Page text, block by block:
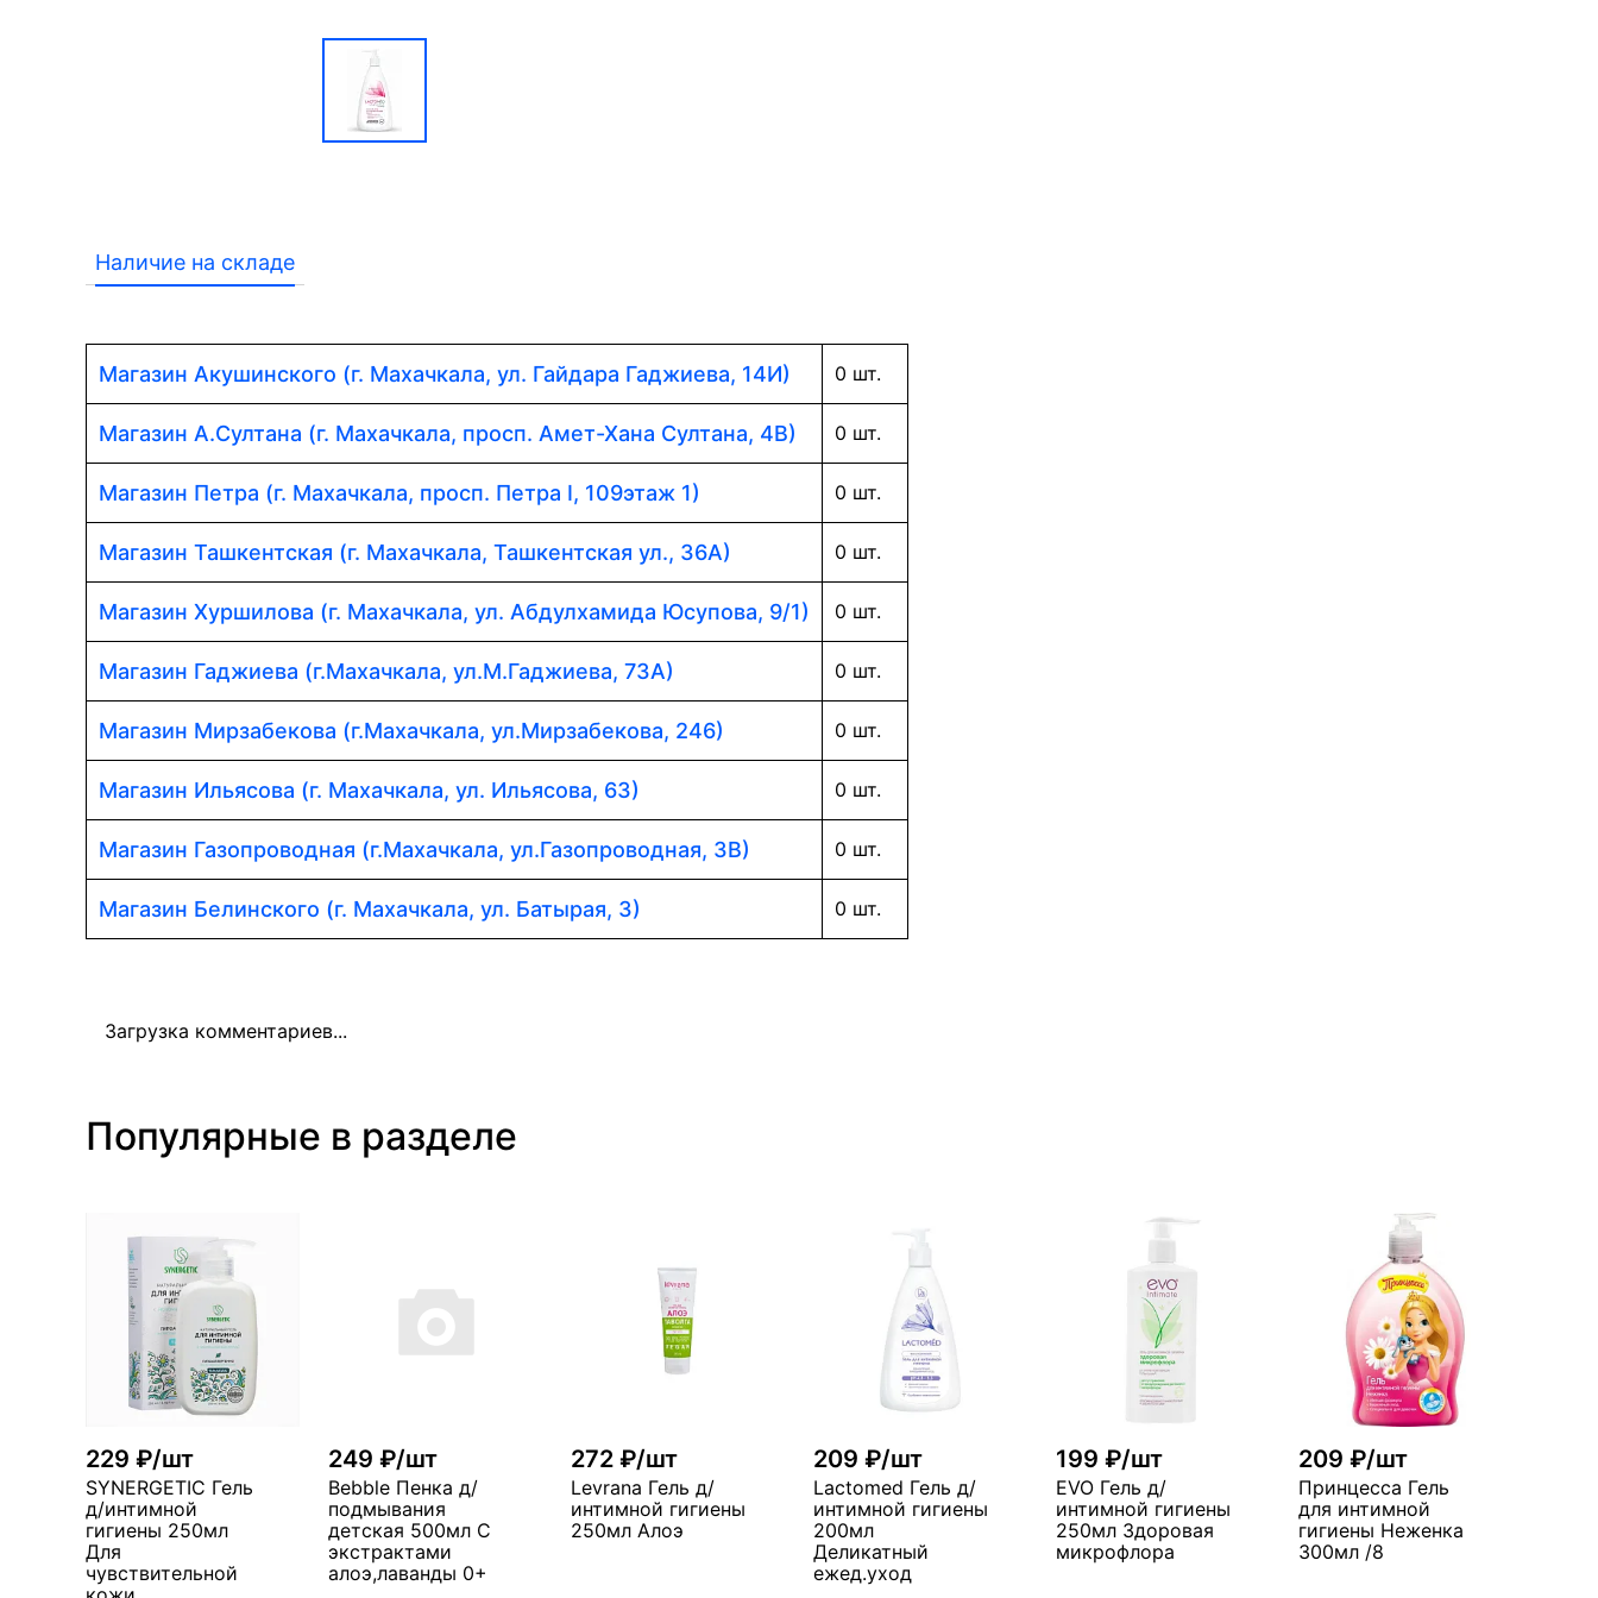
Наличие на складе
Магазин Акушинского (г. Махачкала, ул. Гайдара Гаджиева, 14И) 0 шт.
Магазин А.Султана (г. Махачкала, просп. Амет-Хана Султана, 4В) 0 шт.
Магазин Петра (г. Махачкала, просп. Петра I, 109этаж 1) 0 шт.
Магазин Ташкентская (г. Махачкала, Ташкентская ул., 36А) 0 шт.
Магазин Хуршилова (г. Махачкала, ул. Абдулхамида Юсупова, 9/1) 0 шт.
Магазин Гаджиева (г.Махачкала, ул.М.Гаджиева, 73А) 0 шт.
Магазин Мирзабекова (г.Махачкала, ул.Мирзабекова, 246) 0 шт.
Магазин Ильясова (г. Махачкала, ул. Ильясова, 63) 0 шт.
Магазин Газопроводная (г.Махачкала, ул.Газопроводная, 3В) 0 шт.
Магазин Белинского (г. Махачкала, ул. Батырая, 3) 0 шт.
Загрузка комментариев...
Популярные в разделе
229 ₽/шт
SYNERGETIC Гель
д/интимной
гигиены 250мл
Для
чувствительной
249 ₽/шт
Bebble Пенка д/
подмывания
детская 500мл С
экстрактами
алоэ,лаванды 0+
272 ₽/шт
Levrana Гель д/
интимной гигиены
250мл Алоэ
209 ₽/шт
Lactomed Гель д/
интимной гигиены
200мл
Деликатный
ежед.уход
199 ₽/шт
EVO Гель д/
интимной гигиены
250мл Здоровая
микрофлора
209 ₽/шт
Принцесса Гель
для интимной
гигиены Неженка
300мл /8